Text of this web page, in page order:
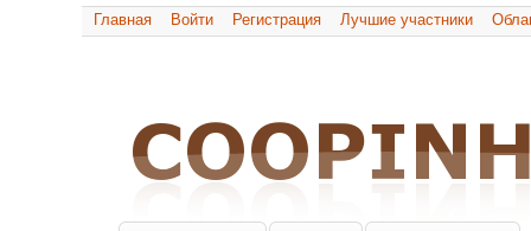
Главная Войти Регистрация Лучшие участники